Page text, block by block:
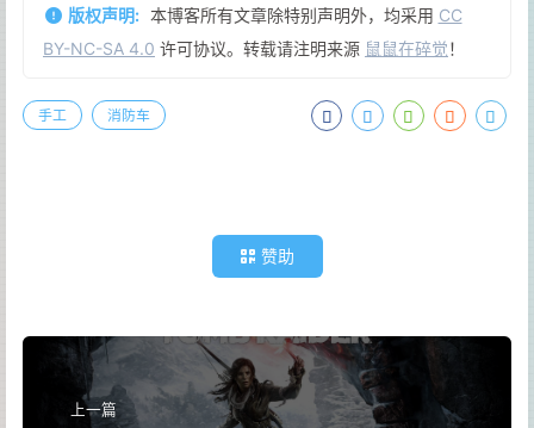
版权声明: 本博客所有文章除特别声明外，均采用 CC
BY-NC-SA 4.0 许可协议。转载请注明来源 鼠鼠在碎觉！
手工 消防车
赞助
上一篇